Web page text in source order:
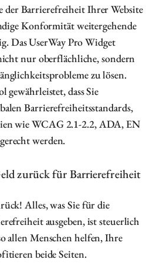
der Barrierefreiheit Ihrer Website
Konformität weitergehende
Das UserWay Pro Widget
nur oberflächliche, sondern
zu lösen.
gewährleistet, dass Sie
Barrierefreiheitsstandards,
wie WCAG 2.1-2.2, ADA, EN
werden.
zurück für Barrierefreiheit
Alles, was Sie für die
ausgeben, ist steuerlich
allen Menschen helfen, Ihre
beide Seiten.